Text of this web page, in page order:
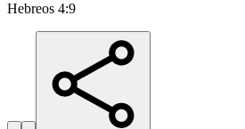
Hebreos 4:9